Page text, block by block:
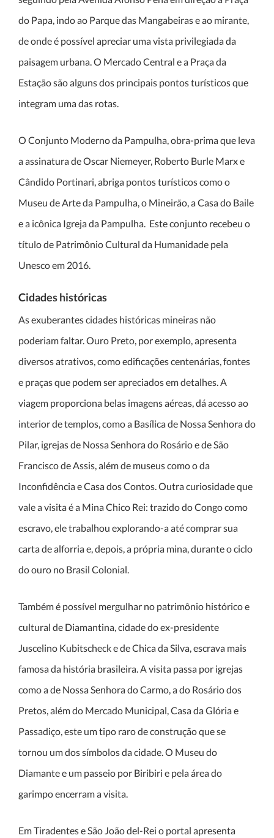
do Papa, indo ao Parque das Mangabeiras e ao mirante,
de onde é possível apreciar uma vista privilegiada da
paisagem urbana. O Mercado Central e a Praça da
Estação são alguns dos principais pontos turísticos que
integram uma das rotas.
O Conjunto Moderno da Pampulha, obra-prima que leva
a assinatura de Oscar Niemeyer, Roberto Burle Marx e
Cândido Portinari, abriga pontos turísticos como o
Museu de Arte da Pampulha, o Mineirão, a Casa do Baile
e a icônica Igreja da Pampulha. Este conjunto recebeu o
título de Patrimônio Cultural da Humanidade pela
Unesco em 2016.
Cidades históricas
As exuberantes cidades históricas mineiras não
poderiam faltar. Ouro Preto, por exemplo, apresenta
diversos atrativos, como edificações centenárias, fontes
e praças que podem ser apreciados em detalhes. A
viagem proporciona belas imagens aéreas, dá acesso ao
interior de templos, como a Basílica de Nossa Senhora do
Pilar, igrejas de Nossa Senhora do Rosário e de São
Francisco de Assis, além de museus como o da
Inconfidência e Casa dos Contos. Outra curiosidade que
vale a visita é a Mina Chico Rei: trazido do Congo como
escravo, ele trabalhou explorando-a até comprar sua
carta de alforria e, depois, a própria mina, durante o ciclo
do ouro no Brasil Colonial.
Também é possível mergulhar no patrimônio histórico e
cultural de Diamantina, cidade do ex-presidente
Juscelino Kubitscheck e de Chica da Silva, escrava mais
famosa da história brasileira. A visita passa por igrejas
como a de Nossa Senhora do Carmo, a do Rosário dos
Pretos, além do Mercado Municipal, Casa da Glória e
Passadiço, este um tipo raro de construção que se
tornou um dos símbolos da cidade. O Museu do
Diamante e um passeio por Biribiri e pela área do
garimpo encerram a visita.
Em Tiradentes e São João del-Rei o portal apresenta